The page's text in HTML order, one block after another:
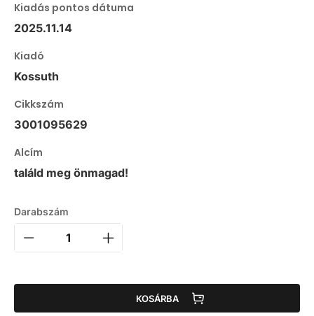
Kiadás pontos dátuma
2025.11.14
Kiadó
Kossuth
Cikkszám
3001095629
Alcím
találd meg önmagad!
Darabszám
KOSÁRBA